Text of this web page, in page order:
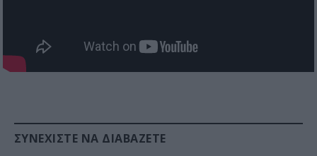
ΣΥΝΕΧΊΣΤΕ ΝΑ ΔΙΑΒΆΖΕΤΕ